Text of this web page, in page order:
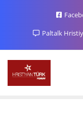
Paltalk